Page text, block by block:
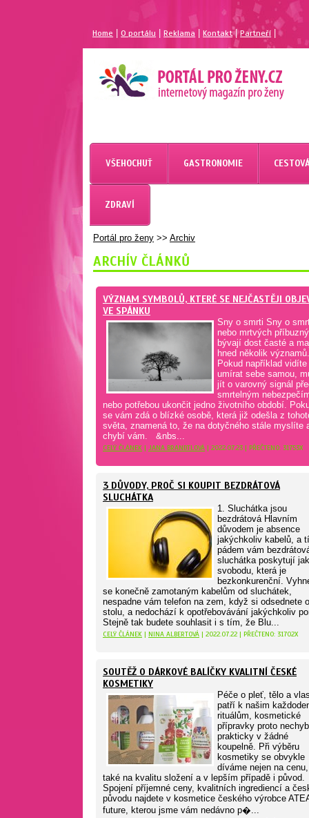
Home |O portálu Reklama Kontakt| Partneří
MAGAZÍN PRO ŽENY
PORTÁL PRO ŽENY.CZ
VŠEHOCHUŤ GASTRONOMIE
ZDRAVÍ
Portál pro ženy >> Archiv
ARCHÍV ČLÁNKŮ
VÝZNAM SYMBOLŮ, KTERÉ SE NEJČASTĚJI
VE SPÁNKU
Sny o smrti Sny o
nebo mrtvých
bývají dost časté a
hned několik významů.
Pokud například vidíte
umírat sebe samou,
jít o varovný signál
smrtelným
nebo potřebou ukončit jedno životního období.
se vám zdá o blízké osobě, která již odešla z
světa, znamená to, že na dotyčného stále myslíte
chybí vám. &nbs...
CELÝ ČLÁNEK | JANA BRANDTLOVÁ | 2022.07.23 | PŘEČTENO: 31753X
3 DŮVODY, PROČ SI KOUPIT BEZDRÁTOVÁ
SLUCHÁTKA
1. Sluchátka jsou
bezdrátová Hlavním
důvodem je absence
jakýchkoliv kabelů, a
pádem vám
sluchátka poskytují
svobodu, která je
bezkonkurenční.
se konečně zamotaným kabelům od sluchátek,
nespadne vám telefon na zem, když si odsednete
stolu, a nedochází k opotřebovávání jakýchkoliv
Stejně tak budete souhlasit i s tím, že Blu...
CELÝ ČLÁNEK | NINA ALBERTOVÁ | 2022.07.22 | PŘEČTENO: 31702X
SOUTĚŽ O DÁRKOVÉ BALÍČKY KVALITNÍ ČESKÉ
KOSMETIKY
Péče o pleť, tělo a
patří k našim
rituálům, kosmetické
přípravky proto
prakticky v žádné
koupelně. Při výběru
kosmetiky se obvykle
díváme nejen na
také na kvalitu složení a v lepším případě i původ.
Spojení příjemné ceny, kvalitních ingrediencí a
původu najdete v kosmetice českého výrobce
future, kterou jsme vám nedávno p�...